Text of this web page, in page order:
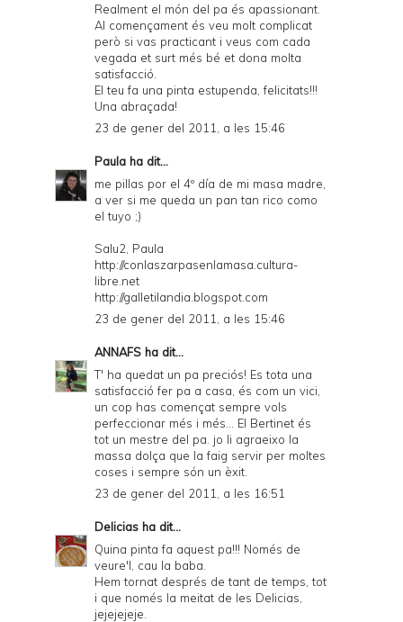
Realment el món del pa és apassionant.
Al començament és veu molt complicat
però si vas practicant i veus com cada
vegada et surt més bé et dona molta
satisfacció.
El teu fa una pinta estupenda, felicitats!!!
Una abraçada!
23 de gener del 2011, a les 15:46
Paula ha dit...
me pillas por el 4º día de mi masa madre,
a ver si me queda un pan tan rico como
el tuyo ;)
Salu2, Paula
http://conlaszarpasenlamasa.cultura-
libre.net
http://galletilandia.blogspot.com
23 de gener del 2011, a les 15:46
ANNAFS ha dit...
T' ha quedat un pa preciós! Es tota una
satisfacció fer pa a casa, és com un vici,
un cop has començat sempre vols
perfeccionar més i més... El Bertinet és
tot un mestre del pa. jo li agraeixo la
massa dolça que la faig servir per moltes
coses i sempre són un èxit.
23 de gener del 2011, a les 16:51
Delicias ha dit...
Quina pinta fa aquest pa!!! Només de
veure'l, cau la baba.
Hem tornat després de tant de temps, tot
i que només la meitat de les Delicias,
jejejejeje.